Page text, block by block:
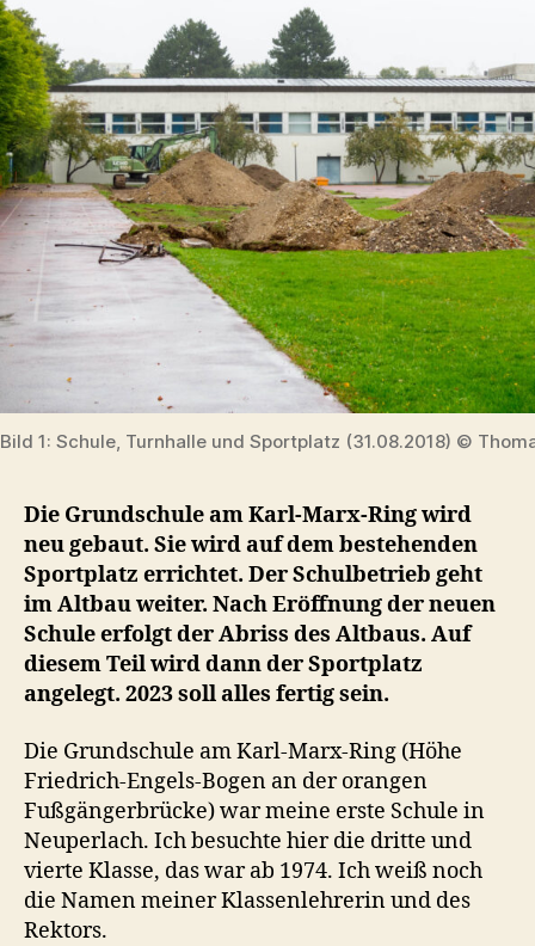
Bild 1: Schule, Turnhalle und Sportplatz (31.08.2018) ©
Die Grundschule am Karl-Marx-Ring wird
neu gebaut. Sie wird auf dem bestehenden
Sportplatz errichtet. Der Schulbetrieb geht
im Altbau weiter. Nach Eröffnung der neuen
Schule erfolgt der Abriss des Altbaus. Auf
diesem Teil wird dann der Sportplatz
angelegt. 2023 soll alles fertig sein.
Die Grundschule am Karl-Marx-Ring (Höhe
Friedrich-Engels-Bogen an der orangen
Fußgängerbrücke) war meine erste Schule in
Neuperlach. Ich besuchte hier die dritte und
vierte Klasse, das war ab 1974. Ich weiß noch
die Namen meiner Klassenlehrerin und des
Rektors.